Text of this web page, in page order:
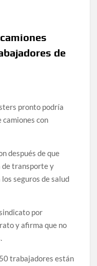
de
pronto podría
camiones con
después de que
de transporte y
seguros de salud
por
y afirma que no
trabajadores están